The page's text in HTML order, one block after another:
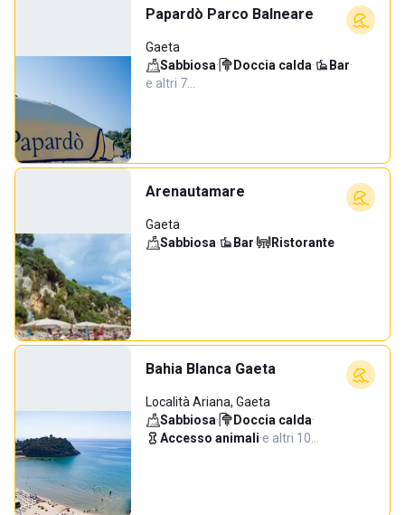
Papardò Parco Balneare
Gaeta
Sabbiosa· Doccia calda· Bar·
e altri 7…
Arenautamare
Gaeta
Sabbiosa· Bar· Ristorante
Bahia Blanca Gaeta
Località Ariana, Gaeta
Sabbiosa· Doccia calda·
Accesso animali·e altri 10…